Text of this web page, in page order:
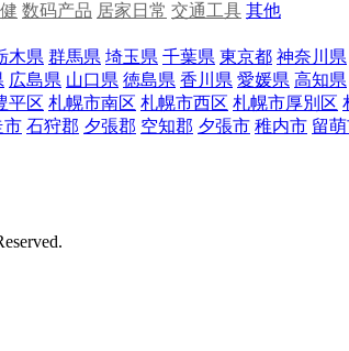
数码产品 居家日常 交通工具 其他
木県 群馬県 埼玉県 千葉県 東京都 神奈川県
広島県 山口県 徳島県 香川県 愛媛県 高知県
平区 札幌市南区 札幌市西区 札幌市厚別区
市 石狩郡 夕張郡 空知郡 夕張市 稚内市 留